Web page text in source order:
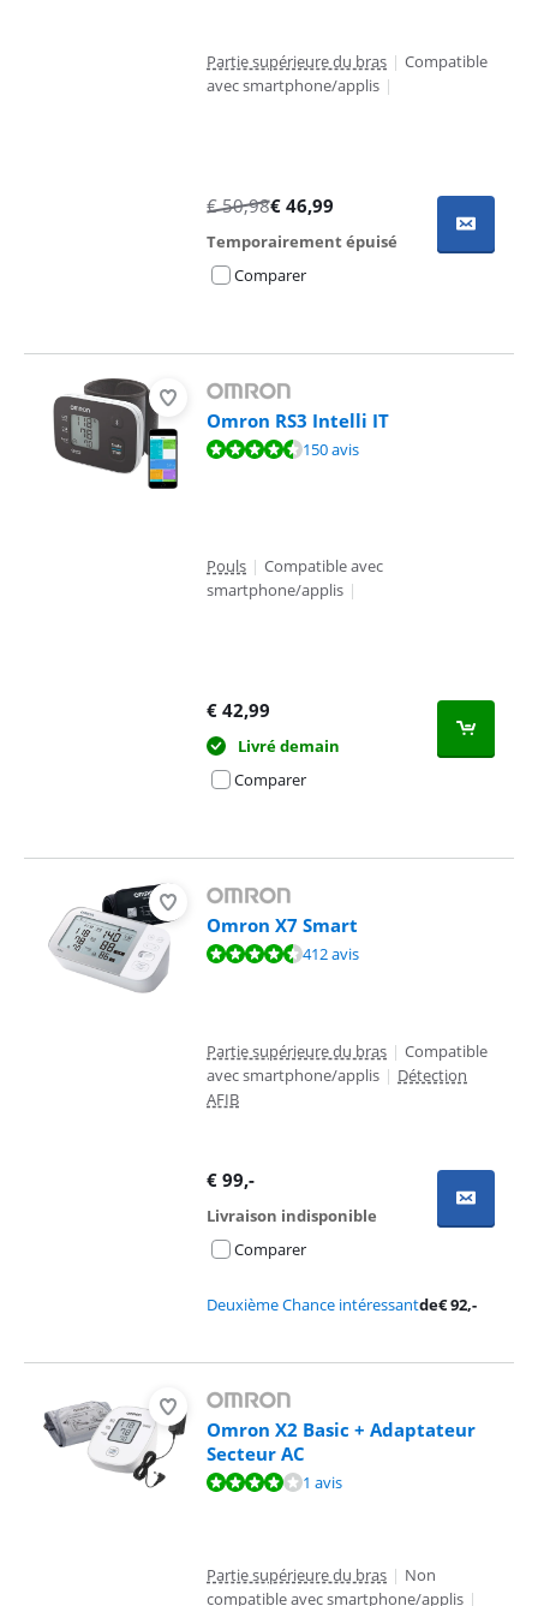
Partie supérieure du bras | Compatible
avec smartphone/applis |
€50,98€ 46,99
Temporairement épuisé
Comparer
Omron RS3 Intelli IT
La note est de 8,7 sur 10, basée sur 150 avis.150 avis
Pouls | Compatible avec
smartphone/applis |
€ 42,99
Livré demain
Comparer
Omron X7 Smart
La note est de 9,0 sur 10, basée sur 412 avis.
412 avis
Partie supérieure du bras | Compatible
avec smartphone/applis | Détection
AFIB
€ 99,-
Livraison indisponible
Comparer
Deuxième Chance intéressantde€92,-
Omron X2 Basic + Adaptateur
Secteur AC
La note est de 8,4 sur 10, basée sur 1 avis.1 avis
Partie supérieure du bras | Non
compatible avec smartphone/applis |